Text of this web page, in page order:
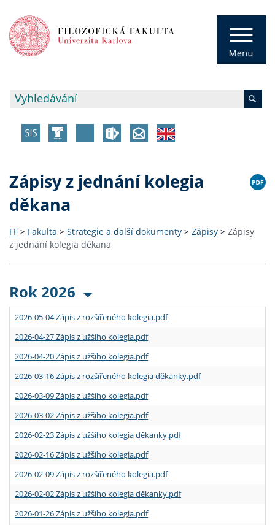
Zápisy z jednání kolegia
děkana
FF > Fakulta > Strategie a další dokumenty > Zápisy > Zápisy
z jednání kolegia děkana
Rok 2026
2026-05-04 Zápis z rozšířeného kolegia.pdf
2026-04-27 Zápis z užšího kolegia.pdf
2026-04-20 Zápis z užšího kolegia.pdf
2026-03-16 Zápis z rozšířeného kolegia děkanky.pdf
2026-03-09 Zápis z užšího kolegia.pdf
2026-03-02 Zápis z užšího kolegia.pdf
2026-02-23 Zápis z užšího kolegia děkanky.pdf
2026-02-16 Zápis z užšího kolegia.pdf
2026-02-09 Zápis z rozšířeného kolegia.pdf
2026-02-02 Zápis z užšího kolegia děkanky.pdf
2026-01-26 Zápis z užšího kolegia.pdf